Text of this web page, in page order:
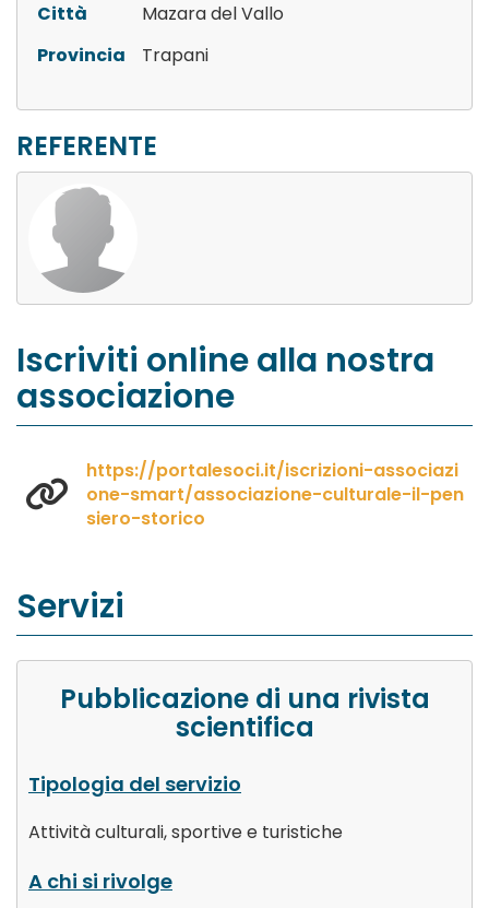
Città
Mazara del Vallo
Provincia
Trapani
REFERENTE
Iscriviti online alla nostra
associazione
https://portalesoci.it/iscrizioni-associazi
one-smart/associazione-culturale-il-pen
siero-storico
Servizi
Pubblicazione di una rivista
scientifica
Tipologia del servizio
Attività culturali, sportive e turistiche
A chi si rivolge